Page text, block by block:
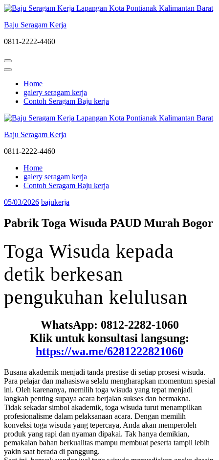
Lompat
konten
Enter)
Baju Seragam Kerja
0811-2222-4460
Home
galery seragam kerja
Contoh Seragam Baju kerja
Baju Seragam Kerja
0811-2222-4460
Home
galery seragam kerja
Contoh Seragam Baju kerja
05/03/2026 bajukerja
Pabrik Toga Wisuda PAUD Murah Bogor
Toga Wisuda kepada
detik berkesan
pengukuhan kelulusan
WhatsApp: 0812-2282-1060
Klik untuk konsultasi langsung:
https://wa.me/6281222821060
Busana akademik menjadi tanda prestise di setiap prosesi wisuda.
Para pelajar dan mahasiswa selalu mengharapkan momentum spesial
ini. Oleh karenanya, memilih toga wisuda yang tepat menjadi
langkah penting supaya acara berjalan sukses dan bermakna.
Tidak sekadar simbol akademik, toga wisuda turut menampilkan
profesionalisme dalam pelaksanaan acara. Dengan memilih
konveksi toga wisuda yang tepercaya, Anda akan memperoleh
produk yang rapi dan nyaman dipakai. Tak hanya demikian,
pemakaian bahan berkualitas mampu membuat peserta tampil lebih
yakin saat berada di panggung.